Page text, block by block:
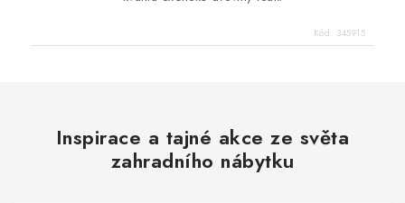
Kód: 345915
Inspirace a tajné akce ze světa
zahradního nábytku